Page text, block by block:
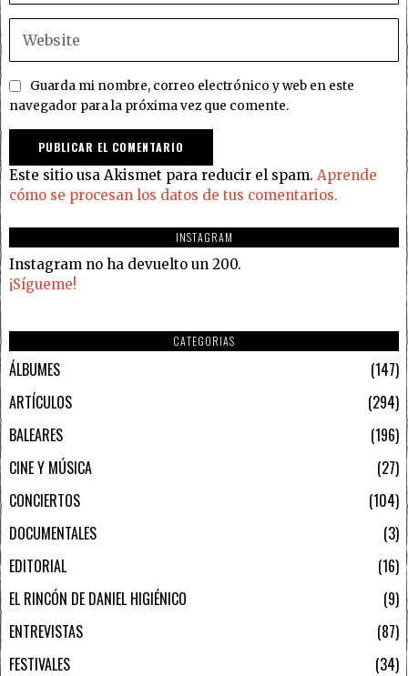
Guarda mi nombre, correo electrónico y web en este
navegador para la próxima vez que comente.
Este sitio usa Akismet para reducir el spam. Aprende
cómo se procesan los datos de tus comentarios.
INSTAGRAM
Instagram no ha devuelto un 200.
¡Sígueme!
CATEGORIAS
ÁLBUMES
147
ARTÍCULOS
294
BALEARES
196
CINE Y MÚSICA
27
CONCIERTOS
104
DOCUMENTALES
3
EDITORIAL
16
EL RINCÓN DE DANIEL HIGIÉNICO
9
ENTREVISTAS
87
FESTIVALES
34